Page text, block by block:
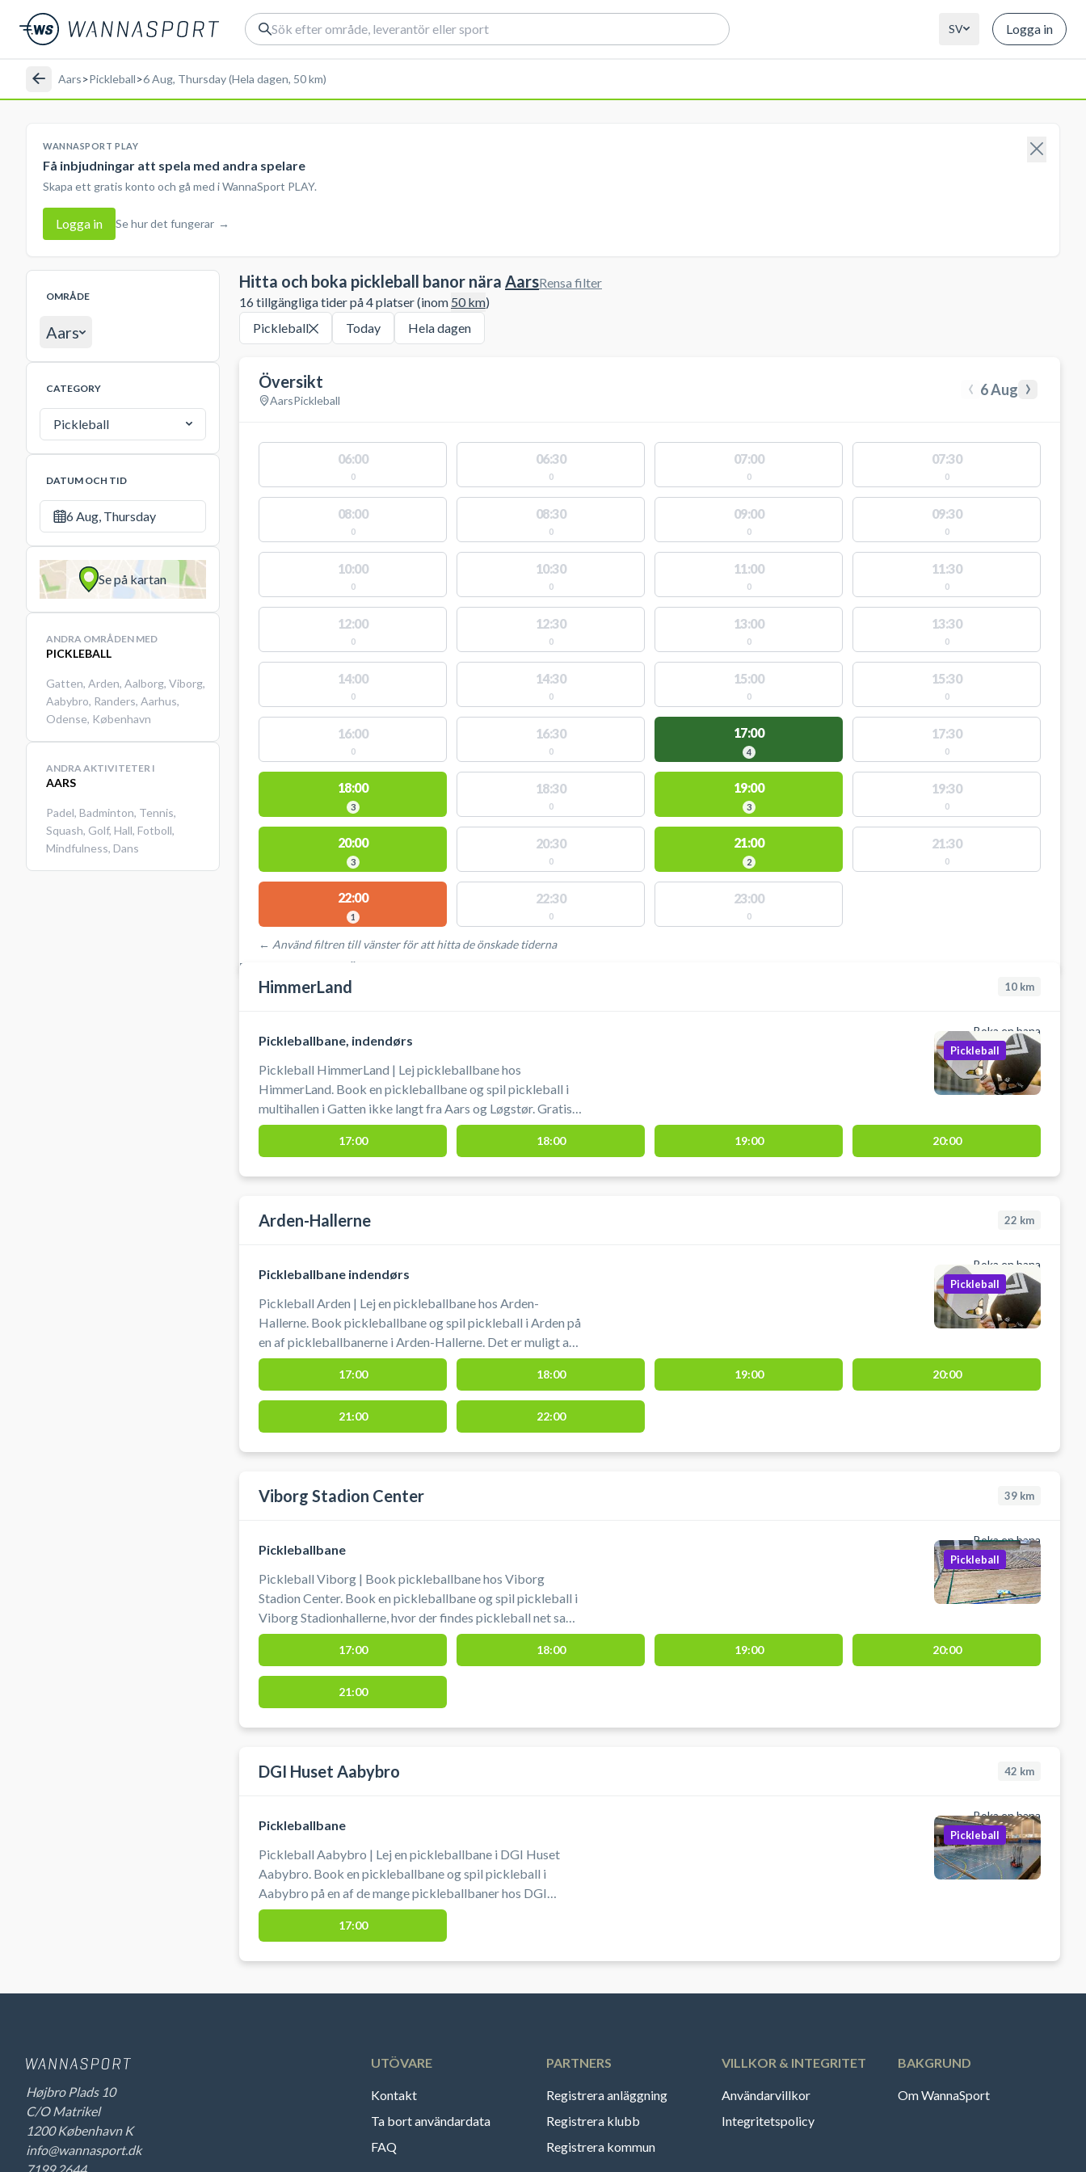
SV Logga in
Aars>Pickleball>6 Aug, Thursday (Hela dagen, 50 km)
WANNASPORT PLAY
Få inbjudningar att spela med andra spelare
Skapa ett gratis konto och gå med i WannaSport PLAY.
Logga in Se hur det fungerar →
OMRÅDE
Aars
CATEGORY
Pickleball
DATUM OCH TID
6 Aug, Thursday
Se på kartan
ANDRA OMRÅDEN MED
PICKLEBALL
Gatten, Arden, Aalborg, Viborg,
Aabybro, Randers, Aarhus,
Odense, København
ANDRA AKTIVITETER I
AARS
Padel, Badminton, Tennis,
Squash, Golf, Hall, Fotboll,
Mindfulness, Dans
Hitta och boka pickleball banor nära Aars
16 tillgängliga tider på 4 platser (inom 50km)
Rensa filter
Pickleball Today Hela dagen
Översikt
AarsPickleball ‹ 6 Aug ›
06:00
0
06:30
0
07:00
0
07:30
0
08:00
0
08:30
0
09:00
0
09:30
0
10:00
0
10:30
0
11:00
0
11:30
0
12:00
0
12:30
0
13:00
0
13:30
0
14:00
0
14:30
0
15:00
0
15:30
0
16:00
0
16:30
0
17:00
4
17:30
0
18:00
3
18:30
0
19:00
3
19:30
0
20:00
3
20:30
0
21:00
2
21:30
0
22:00
1
22:30
0
23:00
0
← Använd filtren till vänster för att hitta de önskade tiderna
PLATSER MED TILLGÄNGLIGA AKTIVITETER
HimmerLand 10 km
Boka en bana
Pickleballbane, indendørs
Pickleball HimmerLand | Lej pickleballbane hos
HimmerLand. Book en pickleballbane og spil pickleball i
multihallen i Gatten ikke langt fra Aars og Løgstør. Gratis
parkering ved booking af pickleballbane.
Pickleball
17:00 18:00 19:00 20:00
Arden-Hallerne 22 km
Boka en bana
Pickleballbane indendørs
Pickleball Arden | Lej en pickleballbane hos Arden-
Hallerne. Book pickleballbane og spil pickleball i Arden på
en af pickleballbanerne i Arden-Hallerne. Det er muligt at
låne bat og bolde, når du booker pickleballbaner hos
Arden-Hallerne. Gratis parkering foran Arden Hallerne
ved booking af pickleballbane. #Pickleball-Arden #Spil-
pickleball-Arden
Pickleball
17:00 18:00 19:00 20:00
21:00 22:00
Viborg Stadion Center 39 km
Boka en bana
Pickleballbane
Pickleball Viborg | Book pickleballbane hos Viborg
Stadion Center. Book en pickleballbane og spil pickleball i
Viborg Stadionhallerne, hvor der findes pickleball net samt
bat og bolde til leje.
Pickleball
17:00 18:00 19:00 20:00
21:00
DGI Huset Aabybro 42 km
Boka en bana
Pickleballbane
Pickleball Aabybro | Lej en pickleballbane i DGI Huset
Aabybro. Book en pickleballbane og spil pickleball i
Aabybro på en af de mange pickleballbaner hos DGI
Huset i Aabybro. Du skal selv medbringe bolde og bat.
Gratis parkering ved booking af pickleballbane hos DGI
Pickleball
17:00
Højbro Plads 10
C/O Matrikel
1200 København K
info@wannasport.dk
UTÖVARE
Kontakt
Ta bort användardata
FAQ
PARTNERS
Registrera anläggning
Registrera klubb
Registrera kommun
VILLKOR & INTEGRITET
Användarvillkor
Integritetspolicy
BAKGRUND
Om WannaSport